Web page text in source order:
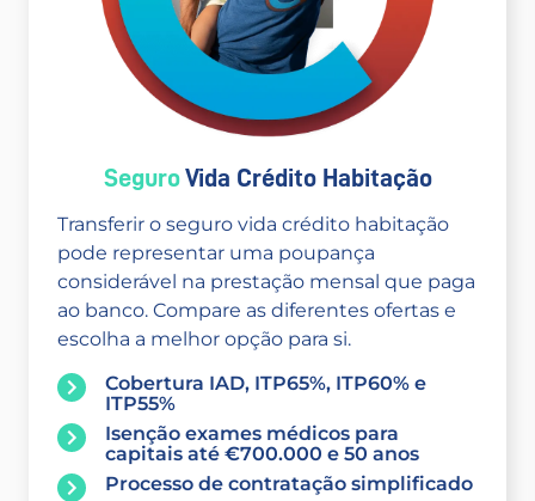
SeguroVida Crédito Habitação
Transferir o seguro vida crédito habitação
pode representar uma poupança
considerável na prestação mensal que paga
ao banco. Compare as diferentes ofertas e
escolha a melhor opção para si.
Cobertura IAD, ITP65%, ITP60% e
ITP55%
Isenção exames médicos para
capitais até €700.000 e 50 anos
Processo de contratação simplificado